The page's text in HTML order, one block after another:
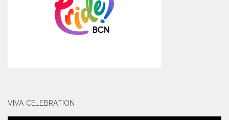
VIVA CELEBRATION